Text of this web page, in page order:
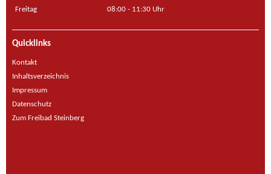
Freitag 08:00 - 11:30 Uhr
Quicklinks
Kontakt
Inhaltsverzeichnis
Impressum
Datenschutz
Zum Freibad Steinberg